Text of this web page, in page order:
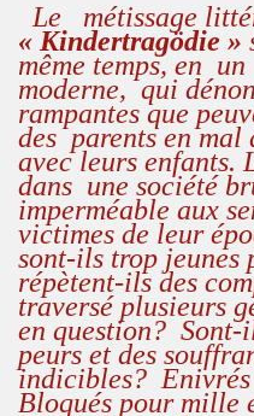
Le métissage
« Kindertragödie »
même temps, en un
moderne, qui
rampantes que
des parents en mal
avec leurs enfants.
dans une société
imperméable aux
victimes de leur
sont-ils trop jeunes
répètent-ils des
traversé plusieurs
en question? Sont-
peurs et des
indicibles?
Bloqués pour mille